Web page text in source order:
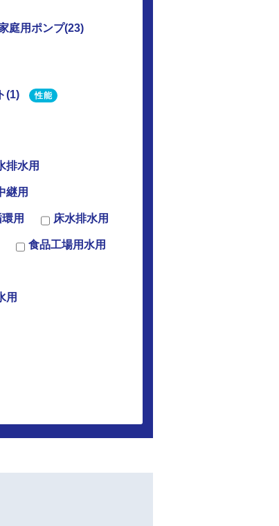
庭用ポンプ(23)
(1) 性能
排水用
継用
用 床水排水用
食品工場用水用
用